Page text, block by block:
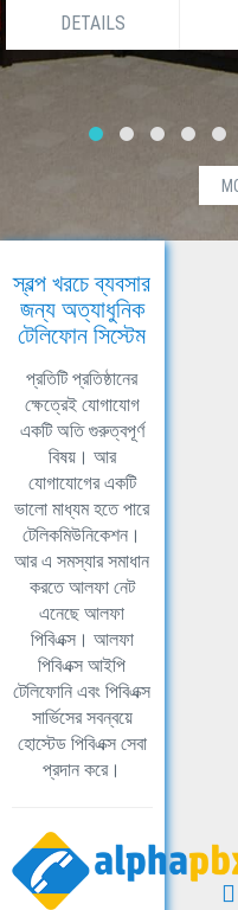
DETAILS
স্বল্প খরচে ব্যবসার
জন্য অত্যাধুনিক
টেলিফোন সিস্টেম
প্রতিটি প্রতিষ্ঠানের
ক্ষেত্রেই যোগাযোগ
একটি অতি গুরুত্বপূর্ণ
বিষয়। আর
যোগাযোগের একটি
ভালো মাধ্যম হতে পারে
টেলিকমিউনিকেশন।
আর এ সমস্যার সমাধান
করতে আলফা নেট
এনেছে আলফা
পিবিএক্স। আলফা
পিবিএক্স আইপি
টেলিফোনি এবং পিবিএক্স
সার্ভিসের সবন্বয়ে
হোস্টেড পিবিএক্স সেবা
প্রদান করে।